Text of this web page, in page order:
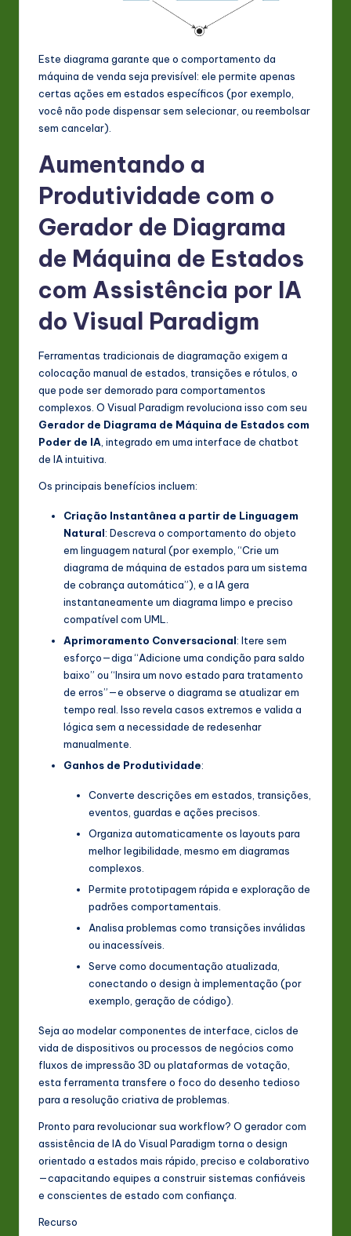
Este diagrama garante que o comportamento da
máquina de venda seja previsível: ele permite apenas
certas ações em estados específicos (por exemplo,
você não pode dispensar sem selecionar, ou reembolsar
sem cancelar).
Aumentando a
Produtividade com o
Gerador de Diagrama
de Máquina de Estados
com Assistência por IA
do Visual Paradigm
Ferramentas tradicionais de diagramação exigem a
colocação manual de estados, transições e rótulos, o
que pode ser demorado para comportamentos
complexos. O Visual Paradigm revoluciona isso com seu
Gerador de Diagrama de Máquina de Estados com
Poder de IA , integrado em uma interface de chatbot
de IA intuitiva.
Os principais benefícios incluem:
Criação Instantânea a partir de Linguagem
Natural: Descreva o comportamento do objeto
em linguagem natural (por exemplo, “Crie um
diagrama de máquina de estados para um sistema
de cobrança automática”), e a IA gera
instantaneamente um diagrama limpo e preciso
compatível com UML.
Aprimoramento Conversacional: Itere sem
esforço—diga “Adicione uma condição para saldo
baixo” ou “Insira um novo estado para tratamento
de erros”—e observe o diagrama se atualizar em
tempo real. Isso revela casos extremos e valida a
lógica sem a necessidade de redesenhar
manualmente.
Ganhos de Produtividade:
Converte descrições em estados, transições,
eventos, guardas e ações precisos.
Organiza automaticamente os layouts para
melhor legibilidade, mesmo em diagramas
complexos.
Permite prototipagem rápida e exploração de
padrões comportamentais.
Analisa problemas como transições inválidas
ou inacessíveis.
Serve como documentação atualizada,
conectando o design à implementação (por
exemplo, geração de código).
Seja ao modelar componentes de interface, ciclos de
vida de dispositivos ou processos de negócios como
fluxos de impressão 3D ou plataformas de votação,
esta ferramenta transfere o foco do desenho tedioso
para a resolução criativa de problemas.
Pronto para revolucionar sua workflow? O gerador com
assistência de IA do Visual Paradigm torna o design
orientado a estados mais rápido, preciso e colaborativo
—capacitando equipes a construir sistemas confiáveis
e conscientes de estado com confiança.
Recurso